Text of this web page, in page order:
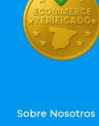
Sobre Nosotros